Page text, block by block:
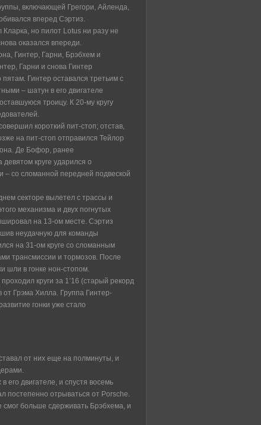
включающей Грегори, Айленда,
вперед Сэртиз.
но пилот Lotus ни разу не
оказался впереди.
Гинтер, Гарни, Брэбхем и
Гарни и снова Гинтер
Гинтер оставался третьим с
– шатун в его двигателе
троицу. К 20-му кругу
короткий пит-стоп; отстав,
на пит-стоп отправился Тейлор
Де Бофор, ранее
круге ударился о
– со сломанной передней подвеской
секторе вылетел с трассы и
механизма и двух погнутых
на 13-ом месте. Сэртиз
неудачную для команды
на 31-ом круге со сломанным
трансмиссии и тормозов. После
шли в гонке нон-стопом.
круги за 1’16 (старый рекорд
от Грэма Хилла. Группа Гинтер-
гонки уже стало
от них еще на полминуты, и
его двигателе, и спустя восемь
постепенно отрываться от Porsche.
больше сдерживать Брэбхема, и